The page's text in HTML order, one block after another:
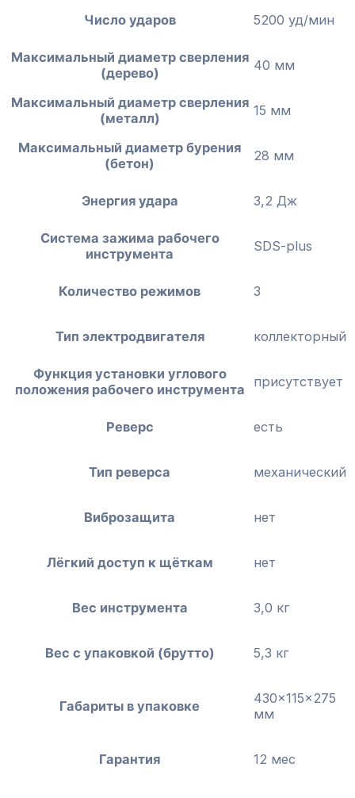
Число ударов 5200 уд/мин
Максимальный диаметр сверления
(дерево)
40 мм
Максимальный диаметр сверления
(металл)
15 мм
Максимальный диаметр бурения
(бетон)
28 мм
Энергия удара 3,2 Дж
Система зажима рабочего
инструмента
SDS-plus
Количество режимов 3
Тип электродвигателя коллекторный
Функция установки углового
положения рабочего инструмента
присутствует
Реверс есть
Тип реверса механический
Виброзащита нет
Лёгкий доступ к щёткам нет
Вес инструмента 3,0 кг
Вес с упаковкой (брутто) 5,3 кг
Габариты в упаковке
430x115x275
мм
Гарантия 12 мес